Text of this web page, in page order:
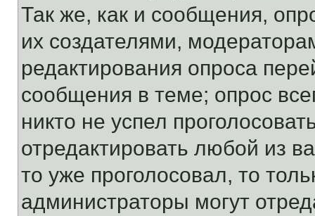
Так же, как и сообщения,
их создателями,
редактирования опроса
сообщения в теме; опрос
никто не успел
отредактировать любой из
то уже проголосовал, то
администраторы могут